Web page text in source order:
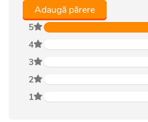
5
4
3
2
1
Adaugă părere